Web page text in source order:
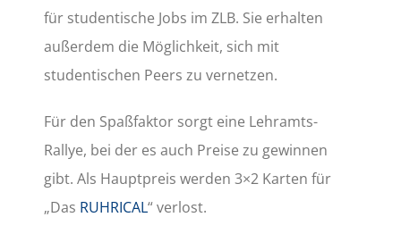
für studentische Jobs im ZLB. Sie erhalten
außerdem die Möglichkeit, sich mit
studentischen Peers zu vernetzen.
Für den Spaßfaktor sorgt eine Lehramts-
Rallye, bei der es auch Preise zu gewinnen
gibt. Als Hauptpreis werden 3×2 Karten für
„Das RUHRICAL“ verlost.